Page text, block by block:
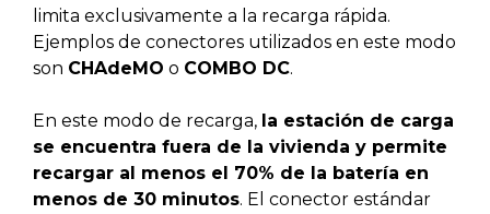
limita exclusivamente a la recarga rápida.
Ejemplos de conectores utilizados en este modo
son CHAdeMO o COMBO DC.
En este modo de recarga, la estación de carga
se encuentra fuera de la vivienda y permite
recargar al menos el 70% de la batería en
menos de 30 minutos. El conector estándar